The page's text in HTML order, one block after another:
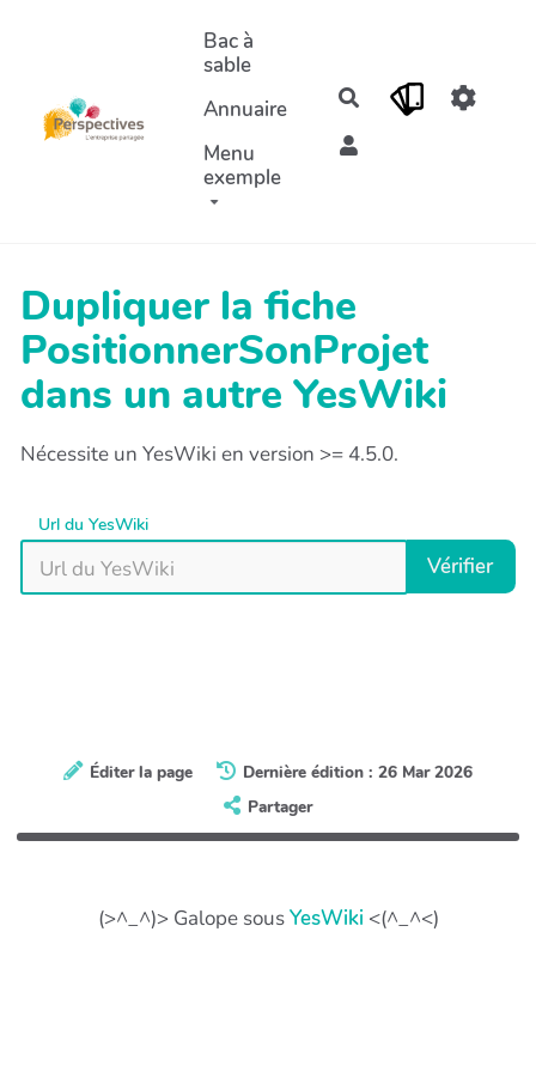
Aller au contenu principal
Bac à
sable
Annuaire
Menu
exemple
Rechercher
Dupliquer la fiche
PositionnerSonProjet
dans un autre YesWiki
Nécessite un YesWiki en version >= 4.5.0.
Url du YesWiki
Vérifier
Éditer la page
Dernière édition : 26 Mar 2026
Partager
(>^_^)> Galope sousYesWiki <(^_^<)